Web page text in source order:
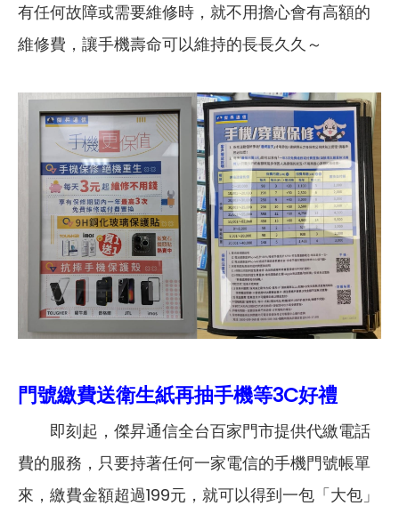
有任何故障或需要維修時，就不用擔心會有高額的
維修費，讓手機壽命可以維持的長長久久～
門號繳費送衛生紙再抽手機等3C好禮
即刻起，傑昇通信全台百家門市提供代繳電話
費的服務，只要持著任何一家電信的手機門號帳單
來，繳費金額超過199元，就可以得到一包「大包」